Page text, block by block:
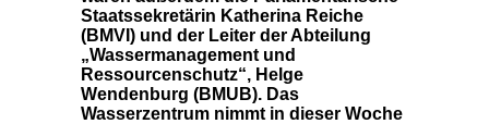
Staatssekretärin Katherina Reiche
(BMVI) und der Leiter der Abteilung
Wassermanagement und
Ressourcenschutz“, Helge
Wendenburg (BMUB). Das
Wasserzentrum nimmt in dieser Woche